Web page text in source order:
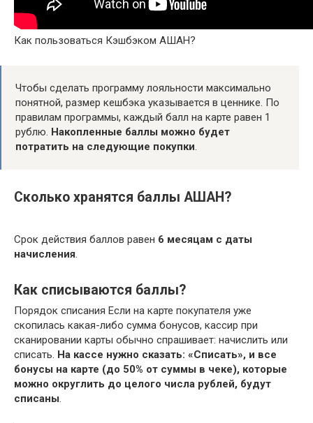
Как пользоваться Кэшбэком АШАН?
Чтобы сделать программу лояльности максимально
понятной, размер кешбэка указывается в ценнике. По
правилам программы, каждый балл на карте равен 1
рублю. Накопленные баллы можно будет
потратить на следующие покупки.
Сколько хранятся баллы АШАН?
Срок действия баллов равен 6 месяцам с даты
начисления.
Как списываются баллы?
Порядок списания Если на карте покупателя уже
скопилась какая-либо сумма бонусов, кассир при
сканировании карты обычно спрашивает: начислить или
списать. На кассе нужно сказать: «Списать», и все
бонусы на карте (до 50% от суммы в чеке), которые
можно округлить до целого числа рублей, будут
списаны.